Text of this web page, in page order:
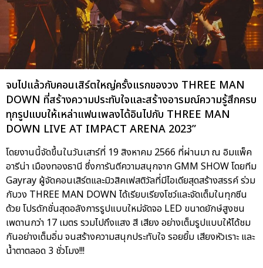
จบไปแล้วกับคอนเสิร์ตใหญ่ครั้งแรกของวง THREE MAN
DOWN ที่สร้างความประทับใจและสร้างอารมณ์ความรู้สึกครบ
ทุกรูปแบบให้เหล่าแฟนเพลงได้อินไปกับ THREE MAN
DOWN LIVE AT IMPACT ARENA 2023”
โดยงานนี้จัดขึ้นในวันเสาร์ที่ 19 สิงหาคม 2566 ที่ผ่านมา ณ อิมแพ็ค
อารีน่า เมืองทองธานี ซึ่งการันตีความสนุกจาก GMM SHOW โดยทีม
Gayray ผู้จัดคอนเสิร์ตและมิวสิคเฟสติวัลที่มีไอเดียสุดสร้างสรรค์ ร่วม
กับวง THREE MAN DOWN ได้เรียบเรียงโชว์และจัดเต็มในทุกซีน
ด้วย โปรดักชั่นสุดอลังการรูปแบบใหม่จัดจอ LED ขนาดยักษ์สูงชน
เพดานกว่า 17 เมตร รวมไปถึงแสง สี เสียง อย่างเต็มรูปแบบให้ได้ชม
กันอย่างเต็มอิ่ม จนสร้างความสนุกประทับใจ รอยยิ้ม เสียงหัวเราะ และ
น้ำตาตลอด 3 ชั่วโมง!!!